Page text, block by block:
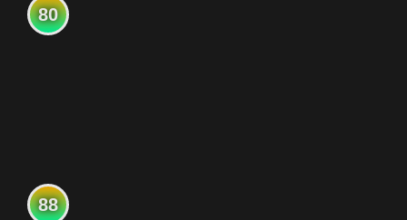
80
88